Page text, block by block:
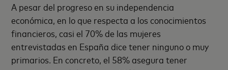
A pesar del progreso en su independencia
económica, en lo que respecta a los conocimientos
financieros, casi el 70% de las mujeres
entrevistadas en España dice tener ninguno o muy
primarios. En concreto, el 58% asegura tener